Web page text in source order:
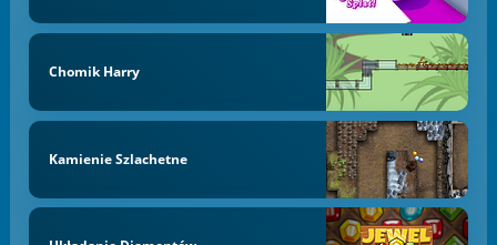
Chomik Harry
Kamienie Szlachetne